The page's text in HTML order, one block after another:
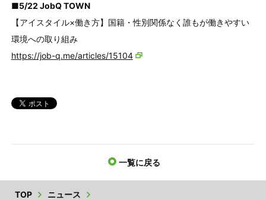
■5/22 JobQ TOWN
【アイスタイル×働き方】国籍・性別関係なく誰もが働きやすい
環境への取り組み
https://job-q.me/articles/15104
一覧に戻る
TOP
ニュース